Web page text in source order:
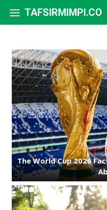
TAFSIRMIMPI.CO